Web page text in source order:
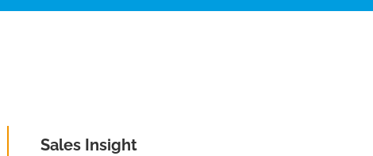
Sales Insight